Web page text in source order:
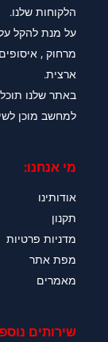
הלקוחות שלנו.
על מנת להקל
מרחוק ,
ארצית.
באתר שלנו
למחשב מוכן
מי אנחנו:
אודותינו
תקנון
מדניות פרטיות
מפת אתר
מאמרים
שירותים